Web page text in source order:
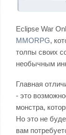
Eclipse War
MMORPG,
толпы своих
необычным
Главная
- это
монстра,
Но это не
вам